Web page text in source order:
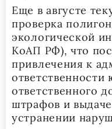
Еще в августе
проверка
экологической
КоАП РФ), что
привлечения к
ответственного
штрафов и
устранении